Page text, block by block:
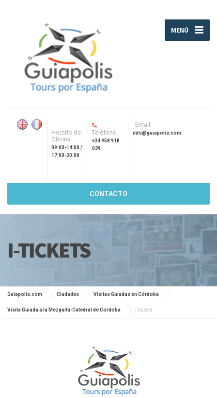
MENÚ
Horario de
Oficina
09:00-14:00 /
17:00-20:00
Teléfono
+34 958 918
029
Email
info@guiapolis.com
CONTACTO
I-TICKETS
Guiapolis.com Ciudades Visitas Guiadas en Córdoba
Visita Guiada a la Mezquita-Catedral de Córdoba i-tickets